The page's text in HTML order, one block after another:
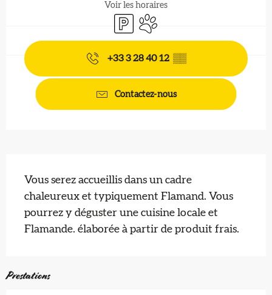
Voir les horaires
ParkingAnimaux acceptés
+33 3 28 40 12 ▒▒
Contactez-nous
Vous serez accueillis dans un cadre
chaleureux et typiquement Flamand. Vous
pourrez y déguster une cuisine locale et
Flamande. élaborée à partir de produit frais.
Prestations